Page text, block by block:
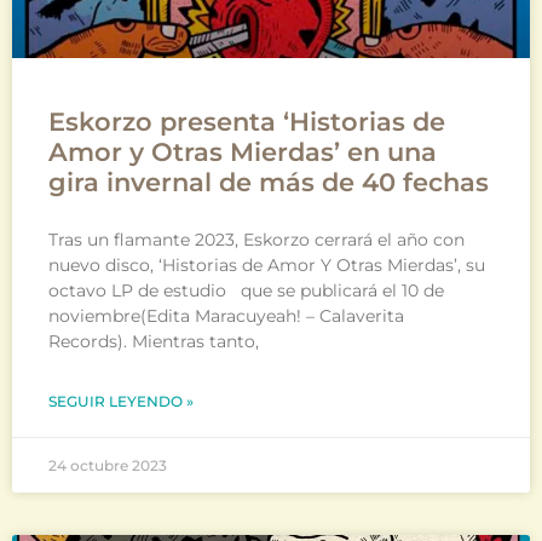
Eskorzo presenta ‘Historias de
Amor y Otras Mierdas’ en una
gira invernal de más de 40 fechas
Tras un flamante 2023, Eskorzo cerrará el año con
nuevo disco, ‘Historias de Amor Y Otras Mierdas’, su
octavo LP de estudio que se publicará el 10 de
noviembre(Edita Maracuyeah! – Calaverita
Records). Mientras tanto,
SEGUIR LEYENDO »
24 octubre 2023